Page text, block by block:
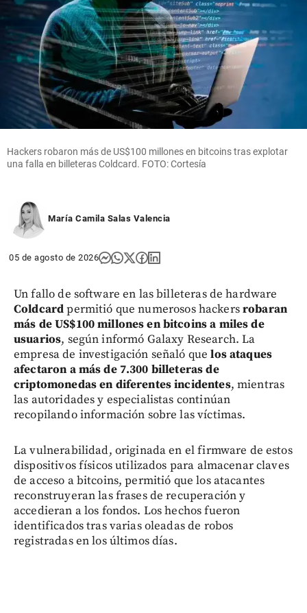
Hackers robaron más de US$100 millones en bitcoins tras explotar
una falla en billeteras Coldcard. FOTO: Cortesía
María Camila Salas Valencia
05 de agosto de 2026
Un fallo de software en las billeteras de hardware
Coldcardpermitió que numerosos hackersrobaran
más de US$100 millones en bitcoins a miles de
usuarios, según informó Galaxy Research. La
empresa de investigación señaló que los ataques
afectaron a más de 7.300 billeteras de
criptomonedas en diferentes incidentes, mientras
las autoridades y especialistas continúan
recopilando información sobre las víctimas.
La vulnerabilidad, originada en el firmware de estos
dispositivos físicos utilizados para almacenar claves
de acceso a bitcoins, permitió que los atacantes
reconstruyeran las frases de recuperación y
accedieran a los fondos. Los hechos fueron
identificados tras varias oleadas de robos
registradas en los últimos días.